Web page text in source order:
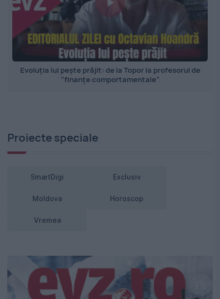
Evoluția lui pește prăjit: de la Topor la profesorul de
”finanțe comportamentale”
Proiecte speciale
SmartDigi Exclusiv
Moldova Horoscop
Vremea